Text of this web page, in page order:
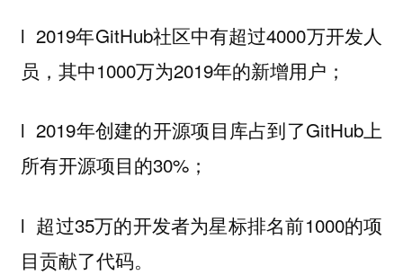
l 2019年GitHub社区中有超过4000万开发人
员，其中1000万为2019年的新增用户；
l 2019年创建的开源项目库占到了GitHub上
所有开源项目的30%；
l 超过35万的开发者为星标排名前1000的项
目贡献了代码。